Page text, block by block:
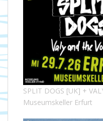
SPLIT DOGS [UK] +
Museumskeller Erfurt